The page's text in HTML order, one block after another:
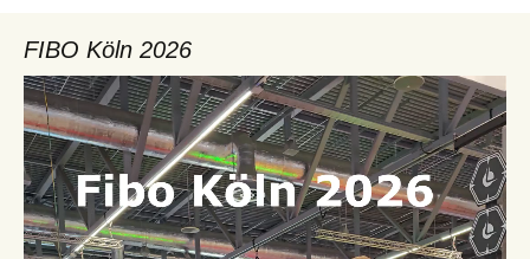
FIBO Köln 2026
Video-
Player